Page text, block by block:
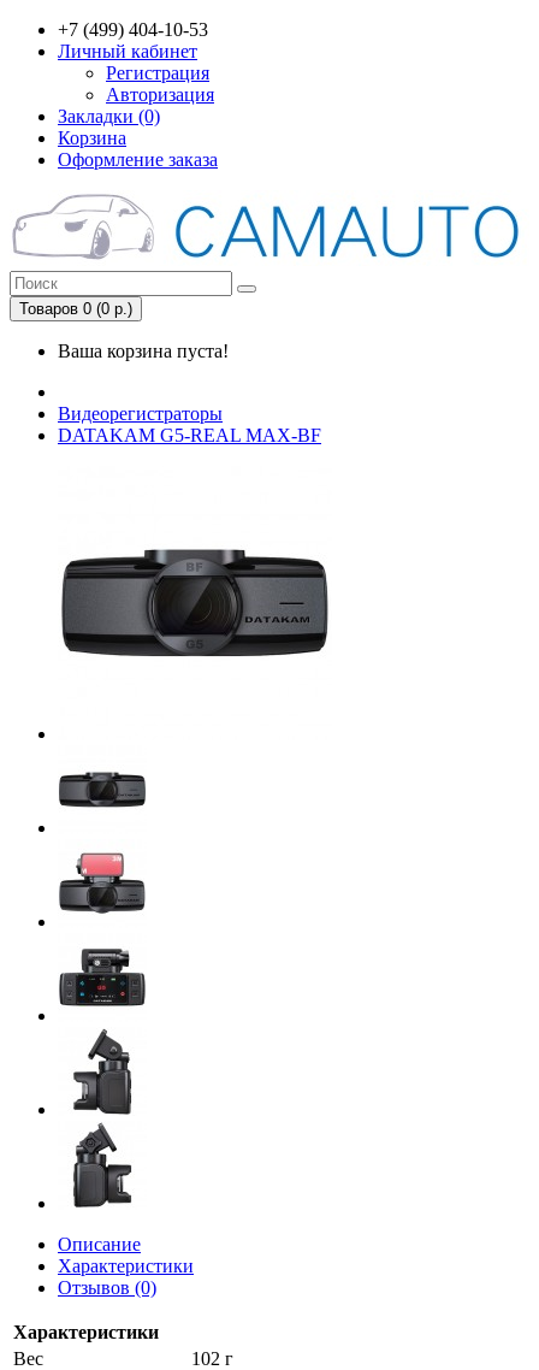
+7 (499) 404-10-53
Личный кабинет
Регистрация
Авторизация
Закладки (0)
Корзина
Оформление заказа
Товаров 0 (0 р.)
Ваша корзина пуста!
Видеорегистраторы
DATAKAM G5-REAL MAX-BF
Описание
Характеристики
Отзывов (0)
Характеристики
Вес
102 г